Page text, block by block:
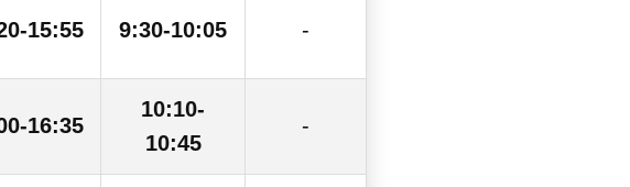
15:55 9:30-10:05 -
16:35
10:10-
10:45
-